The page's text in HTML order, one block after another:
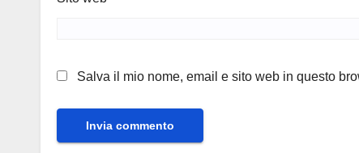
Salva il mio nome, email e sito web in questo